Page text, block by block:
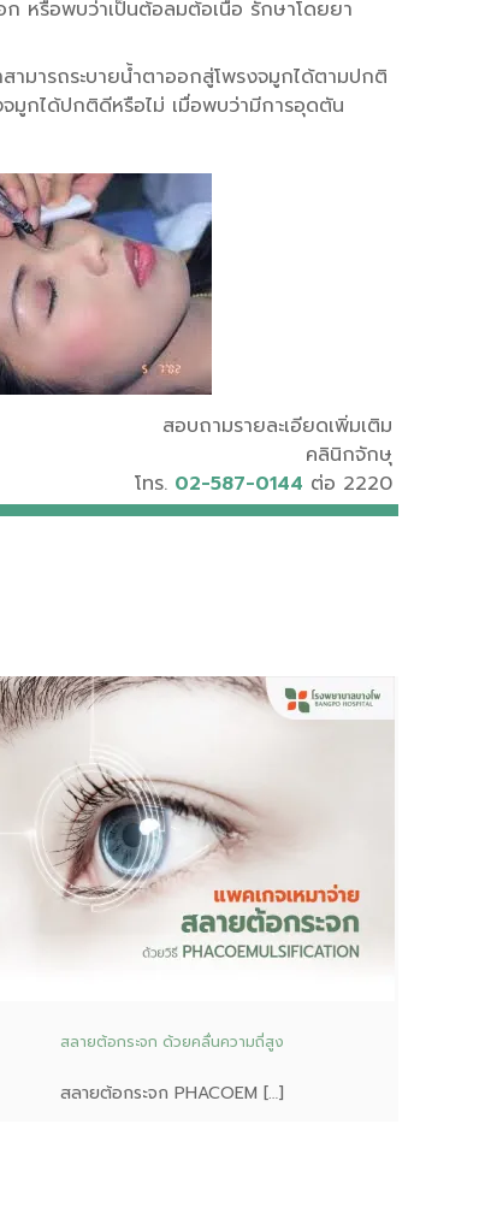
ก หรือพบว่าเป็นต้อลมต้อเนื้อ รักษาโดยยา
ามารถระบายน้ำตาออกสู่โพรงจมูกได้ตามปกติ
จมูกได้ปกติดีหรือไม่ เมื่อพบว่ามีการอุดตัน
สอบถามรายละเอียดเพิ่มเติม
คลินิกจักษุ
โทร. 02-587-0144 ต่อ 2220
สลายต้อกระจก ด้วยคลื่นความถี่สูง
สลายต้อกระจก PHACOEM […]